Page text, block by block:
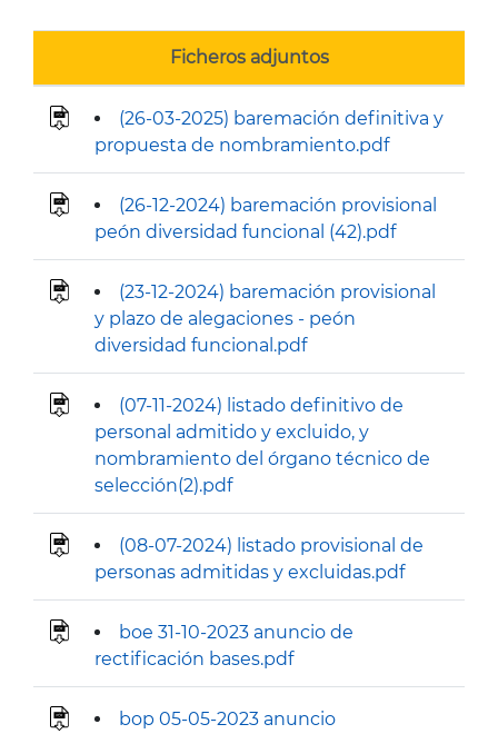
Ficheros adjuntos
(26-03-2025) baremación definitiva y
propuesta de nombramiento.pdf
(26-12-2024) baremación provisional
peón diversidad funcional (42).pdf
(23-12-2024) baremación provisional
y plazo de alegaciones - peón
diversidad funcional.pdf
(07-11-2024) listado definitivo de
personal admitido y excluido, y
nombramiento del órgano técnico de
selección(2).pdf
(08-07-2024) listado provisional de
personas admitidas y excluidas.pdf
boe 31-10-2023 anuncio de
rectificación bases.pdf
bop 05-05-2023 anuncio